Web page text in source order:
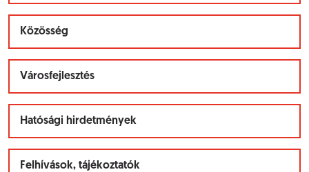
Közösség
Városfejlesztés
Hatósági hirdetmények
Felhívások, tájékoztatók